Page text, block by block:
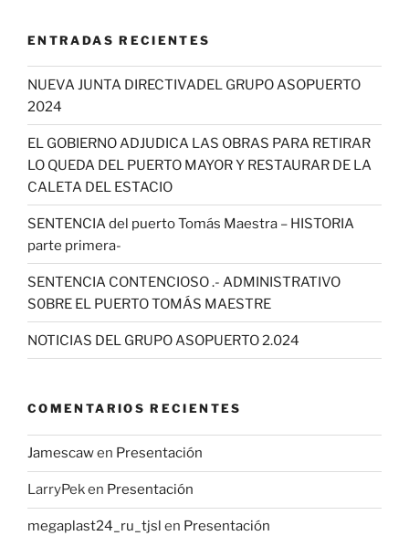
ENTRADAS RECIENTES
NUEVA JUNTA DIRECTIVADEL GRUPO ASOPUERTO
2024
EL GOBIERNO ADJUDICA LAS OBRAS PARA RETIRAR
LO QUEDA DEL PUERTO MAYOR Y RESTAURAR DE LA
CALETA DEL ESTACIO
SENTENCIA del puerto Tomás Maestra – HISTORIA
parte primera-
SENTENCIA CONTENCIOSO .- ADMINISTRATIVO
S0BRE EL PUERTO TOMÁS MAESTRE
NOTICIAS DEL GRUPO ASOPUERTO 2.024
COMENTARIOS RECIENTES
Jamescawen Presentación
LarryPeken Presentación
megaplast24_ru_tjsl en Presentación